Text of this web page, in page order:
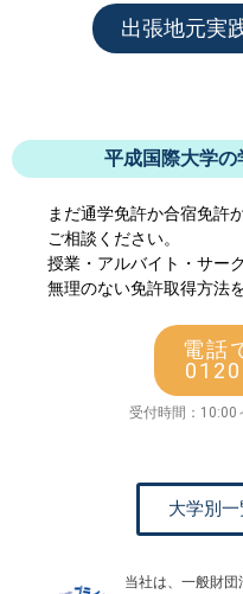
出張地元実
平成国際大学
まだ通学免許か合宿免許
ご相談ください。
授業・アルバイト・サー
無理のない免許取得方法
電話
受付時間：
大学別
当社は、一般財